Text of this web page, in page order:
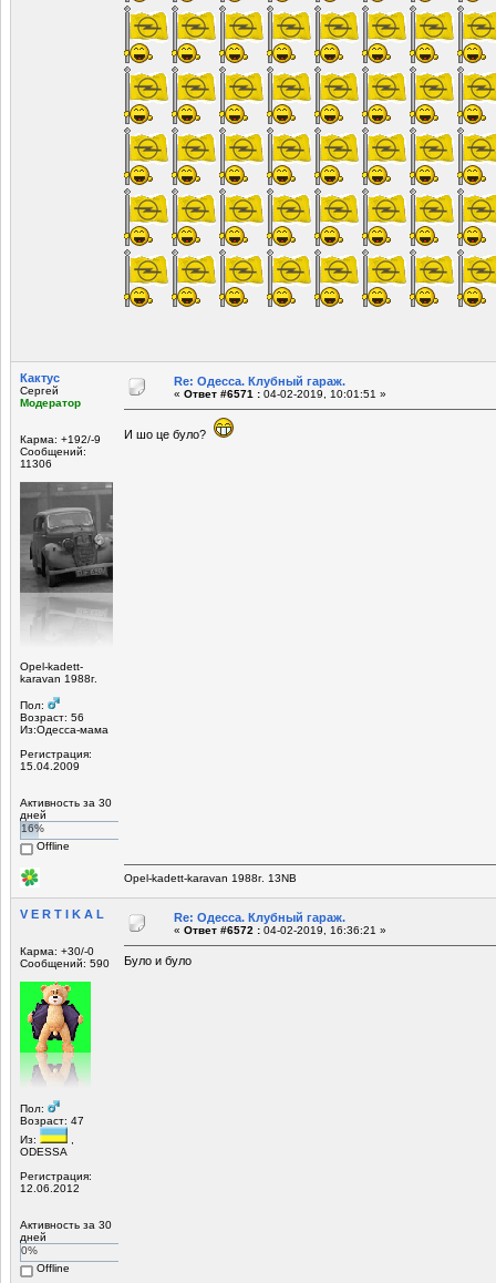
Кактус
Сергей
Модератор
Карма: +192/-9
Сообщений:
11306
Opel-kadett-
karavan 1988г.
Пол:
Возраст: 56
Из:Одесса-мама
Регистрация:
15.04.2009
Активность за 30
дней
16%
Offline
Re: Одесса. Клубный гараж.
« Ответ #6571 : 04-02-2019, 10:01:51 »
И шо це було?
Opel-kadett-karavan 1988г. 13NB
V E R T I K A L
Карма: +30/-0
Сообщений: 590
Пол:
Возраст: 47
Из:
ODESSA
Регистрация:
12.06.2012
Активность за 30
дней
0%
Offline
Re: Одесса. Клубный гараж.
« Ответ #6572 : 04-02-2019, 16:36:21 »
Було и було